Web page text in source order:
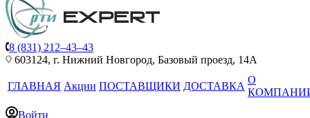
8 (831) 212–43–43
603124, г. Нижний Новгород, Базовый проезд, 14А
ГЛАВНАЯ Акции ПОСТАВЩИКИ ДОСТАВКА
О
Войти